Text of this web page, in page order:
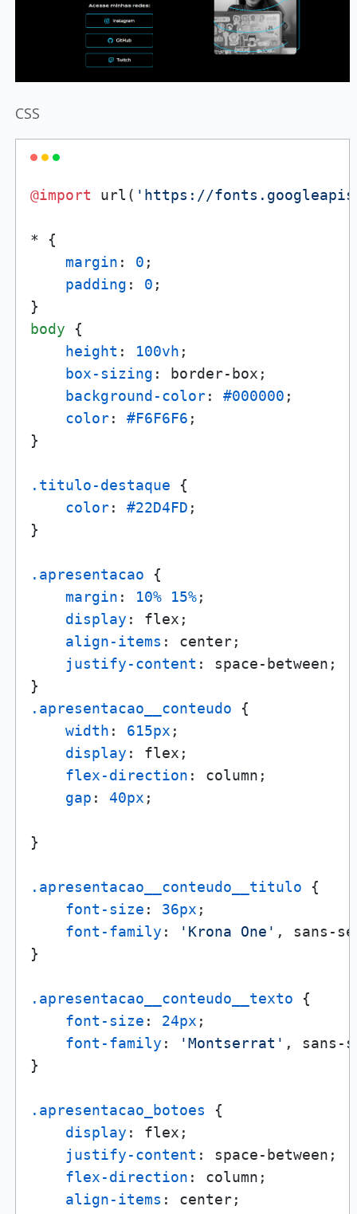
CSS
@import url( 'https://
* {
margin : 0 ;
padding : 0 ;
body {
height : 100vh ;
box-sizing : border-box;
background-color: #000000 ;
color: #F6F6F6 ;
}
.titulo-destaque {
color: #22D4FD ;
}
.apresentacao {
margin : 10% 15%;
display : flex;
align-items : center;
justify-content : space-between;
.apresentacao__conteudo {
width : 615px ;
display : flex;
flex-direction : column;
gap : 40px ;
}
.apresentacao__conteudo__titulo {
font-size : 36px ;
font-family : 'Krona One' , sans-
}
.apresentacao__conteudo__texto {
font-size : 24px ;
font-family : 'Montserrat' , sans-
}
.apresentacao_botoes {
display : flex;
justify-content : space-between;
flex-direction : column;
align-items : center;